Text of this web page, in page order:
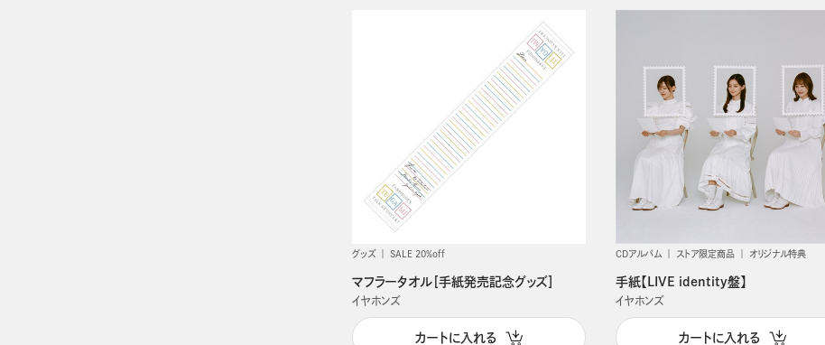
グッズ SALE 20%off
マフラータオル［手紙発売記念グッズ］
イヤホンズ
カートに入れる
CDアルバム ストア限定商品 オリジナル特典
手紙【LIVE identity盤】
イヤホンズ
カートに入れる